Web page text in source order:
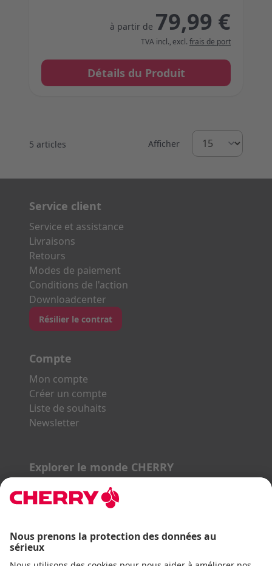
à partir de 79,99 €
TVA incl., excl. frais de port
Détails du Produit
5 articles Afficher
Service client
Service et assistance
Livraisons
Retours
Modes de paiement
Conditions de l'action
Downloadcenter
Résilier le contrat
Compte
Mon compte
Créer un compte
Liste de souhaits
Newsletter
Explorer le monde CHERRY
Gaming Series
STREAM Series
ERGO Line